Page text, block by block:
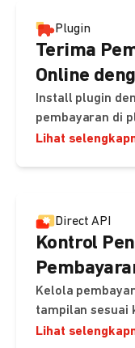
Plugin
Terima
Online
Install plugin
pembayaran di
Lihat
Direct API
Kontrol
Kelola
tampilan sesuai
Lihat